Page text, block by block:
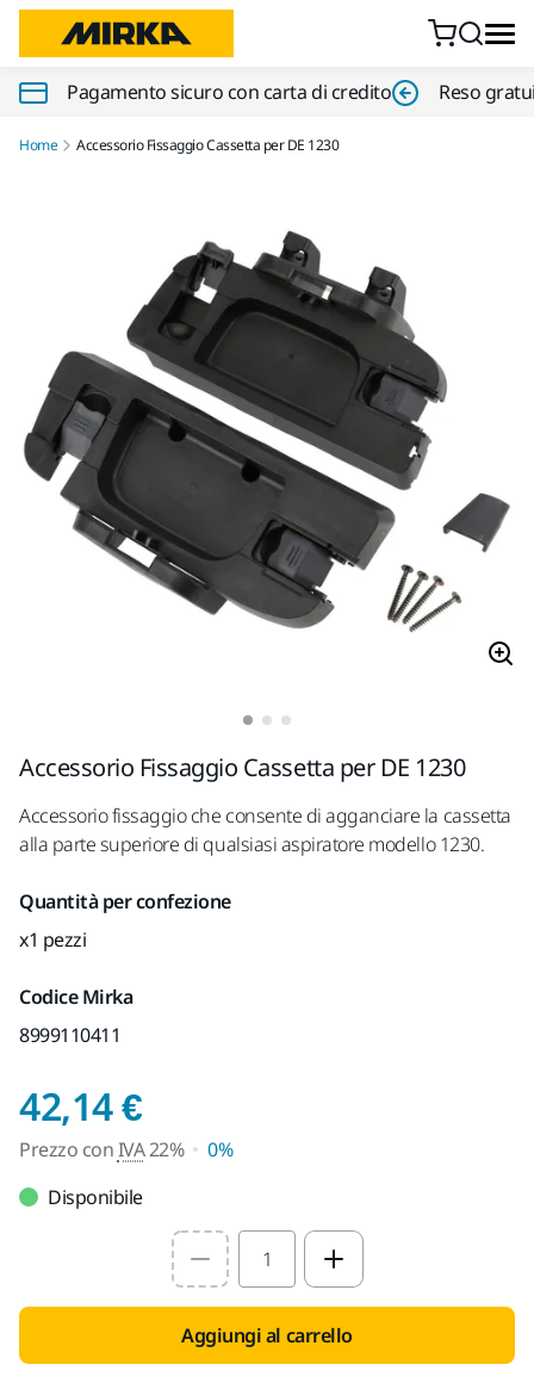
Pagamento sicuro con carta di credito Reso
Home Accessorio Fissaggio Cassetta per DE 1230
Accessorio Fissaggio Cassetta per DE 1230
Accessorio fissaggio che consente di agganciare la cassetta
alla parte superiore di qualsiasi aspiratore modello 1230.
Quantità per confezione
x1 pezzi
Codice Mirka
8999110411
42,14 €Prezzo con IVA 22%
Prezzo conIVA22%
0%
Disponibile
Select quantity value
Aggiungi al carrello